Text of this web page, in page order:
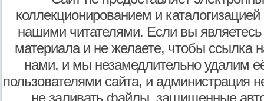
коллекционированием и
нашими читателями. Если вы являетесь
материала и не желаете, чтобы ссылка
нами, и мы незамедлительно удалим
пользователями сайта, и администрация
не заливать файлы, защищенные